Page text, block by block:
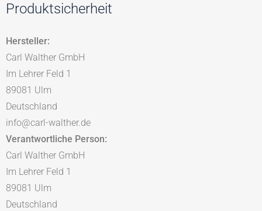
Produktsicherheit
Hersteller:
Carl Walther GmbH
Im Lehrer Feld 1
89081 Ulm
Deutschland
info@carl-walther.de
Verantwortliche Person:
Carl Walther GmbH
Im Lehrer Feld 1
89081 Ulm
Deutschland